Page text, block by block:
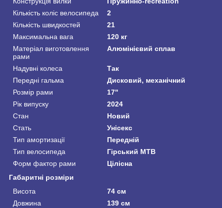
Кількість коліс велосипеда
2
Кількість швидкостей
21
Максимальна вага
120 кг
Матеріал виготовлення
рами
Алюмінієвий сплав
Надувні колеса
Так
Передні гальма
Дисковий, механічний
Розмір рами
17"
Рік випуску
2024
Стан
Новий
Стать
Унісекс
Тип амортизації
Передній
Тип велосипеда
Гірський MTB
Форм фактор рами
Цілісна
Габаритні розміри
Висота
74 см
Довжина
139 см